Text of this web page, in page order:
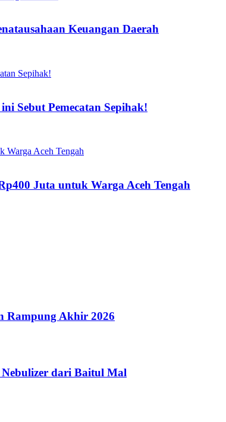
Keuangan Daerah
Sebut Pemecatan Sepihak!
Juta untuk Warga Aceh Tengah
Rampung Akhir 2026
dari Baitul Mal